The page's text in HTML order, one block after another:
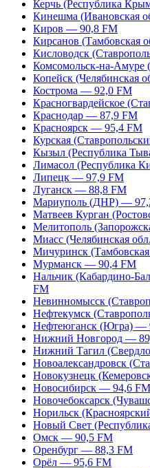
Керчь (Республика
Кинешма (Ивановская
Киров — 90,8 FM
Кирсанов (Тамбовская
Кисловодск
Комсомольск-на-Амуре
Копейск (Челябинская
Кострома — 92,0 FM
Красногвардейское
Краснодар — 87,9 FM
Красноярск — 95,4 FM
Курская
Кызыл (Республика
Лимасол (Республика
Липецк — 97,9 FM
Луганск — 88,8 FM
Мариуполь (ДНР) —
Матвеев Курган
Мелитополь
Миасс (Челябинская
Мичуринск
Мурманск — 90,4 FM
Нальчик (Кабардино-
FM
Невинномысск
Нефтекумск
Нефтеюганск (Югра) —
Нижний Новгород —
Нижний Тагил
Новоалександровск
Новокузнецк
Новосибирск — 94,6 FM
Новочебоксарск
Норильск
Новый Свет
Омск — 90,5 FM
Оренбург — 88,3 FM
Орёл — 95,6 FM